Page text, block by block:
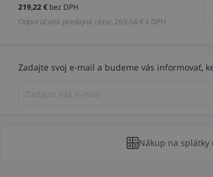
219,22€ bez DPH
Odporúčaná predajná cena: 269,64 € s DPH
Zadajte svoj e-mail a budeme vás informovať,
Nákup na splátky